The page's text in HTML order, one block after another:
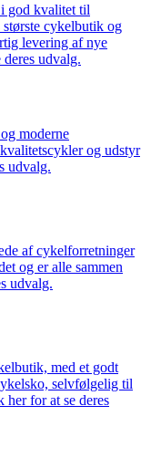
god kvalitet til
cykelbutik og
levering af nye
udvalg.
moderne
og udstyr
udvalg.
af cykelforretninger
og er alle sammen
udvalg.
med et godt
selvfølgelig til
for at se deres